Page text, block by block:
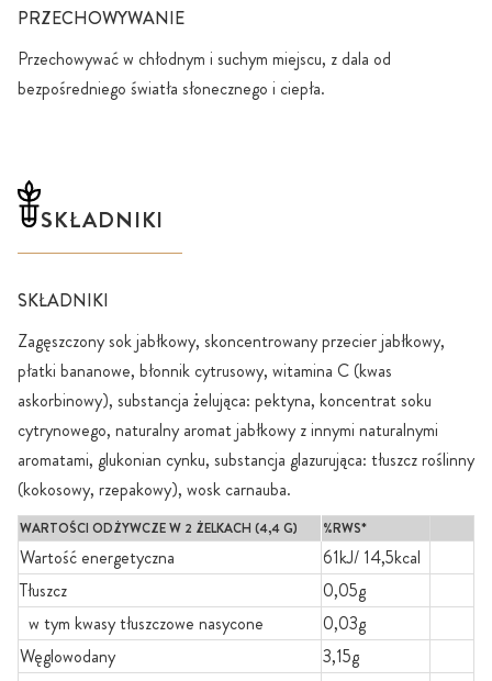
PRZECHOWYWANIE
Przechowywać w chłodnym i suchym miejscu, z dala od
bezpośredniego światła słonecznego i ciepła.
SKŁADNIKI
SKŁADNIKI
Zagęszczony sok jabłkowy, skoncentrowany przecier jabłkowy,
płatki bananowe, błonnik cytrusowy, witamina C (kwas
askorbinowy), substancja żelująca: pektyna, koncentrat soku
cytrynowego, naturalny aromat jabłkowy z innymi naturalnymi
aromatami, glukonian cynku, substancja glazurująca: tłuszcz roślinny
(kokosowy, rzepakowy), wosk carnauba.
WARTOŚCI ODŻYWCZE W 2 ŻELKACH (4,4 G) %RWS*
Wartość energetyczna
61kJ/ 14,5kcal
Tłuszcz
0,05g
w tym kwasy tłuszczowe nasycone
0,03g
Węglowodany
3,15g